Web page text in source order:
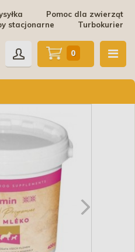
Pomoc dla zwierząt
Turbokurier
stacjonarne
0